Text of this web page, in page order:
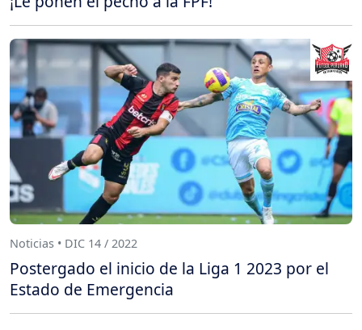
Noticias • DIC 14 / 2022
Postergado el inicio de la Liga 1 2023 por el
Estado de Emergencia